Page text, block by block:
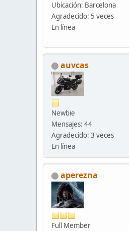
Ubicación: Barcelona
Agradecido: 5 veces
En línea
auvcas
Newbie
Mensajes: 44
Agradecido: 3 veces
En línea
aperezna
Full Member